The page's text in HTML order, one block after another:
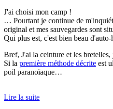
J'ai choisi mon camp !
… Pourtant je continue de
original et mes sauvegardes sont
Qui plus est, c'est bien beau
Bref, J'ai la ceinture et les
Si la première méthode décrite est
poil paranoïaque…
Lire la suite